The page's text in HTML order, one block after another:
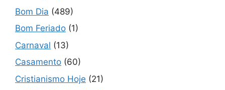
Bom Dia (489)
Bom Feriado (1)
Carnaval (13)
Casamento (60)
Cristianismo Hoje (21)